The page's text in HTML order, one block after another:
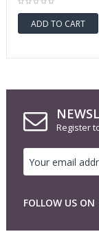
ADD TO CART
Register
FOLLOW US ON